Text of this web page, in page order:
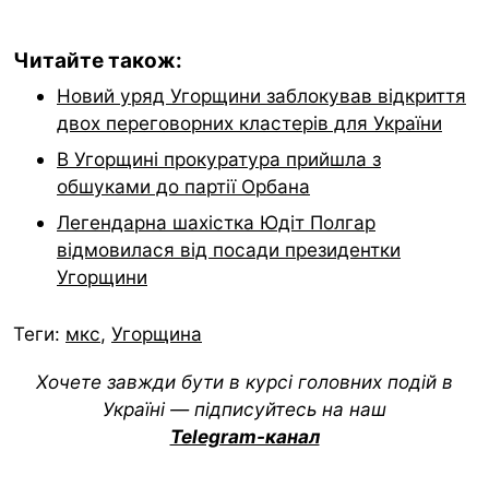
Читайте також:
Новий уряд Угорщини заблокував відкриття
двох переговорних кластерів для України
В Угорщині прокуратура прийшла з
обшуками до партії Орбана
Легендарна шахістка Юдіт Полгар
відмовилася від посади президентки
Угорщини
Теги: мкс, Угорщина
Хочете завжди бути в курсі головних подій в
Україні — підписуйтесь на наш
Telegram-канал